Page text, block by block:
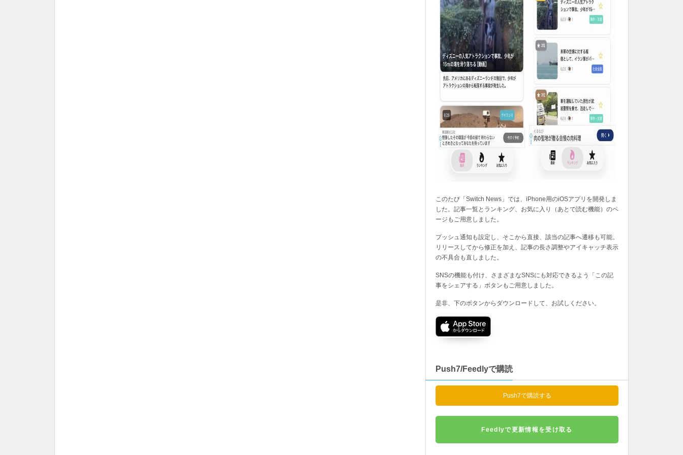
このたび「Switch News」では、iPhone用のiOSアプリを開発しま
した。記事一覧とランキング、お気に入り（あとで読む機能）のペ
ージもご用意しました。
プッシュ通知も設定し、そこから直接、該当の記事へ遷移も可能。
リリースしてから修正を加え、記事の長さ調整やアイキャッチ表示
の不具合も直しました。
SNSの機能も付け、さまざまなSNSにも対応できるよう「この記
事をシェアする」ボタンもご用意しました。
是非、下のボタンからダウンロードして、お試しください。
Push7/Feedlyで購読
Push7で購読する
Feedlyで更新情報を受け取る